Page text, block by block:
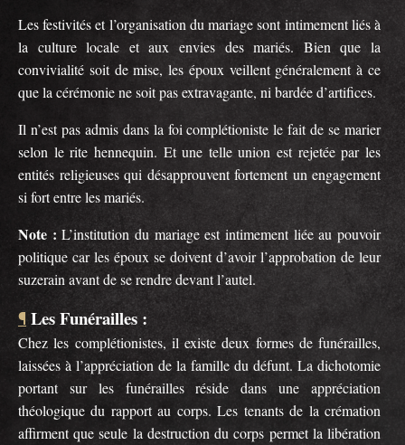
Les festivités et l’organisation du mariage sont intimement liés à
la culture locale et aux envies des mariés. Bien que la
convivialité soit de mise, les époux veillent généralement à ce
que la cérémonie ne soit pas extravagante, ni bardée d’artifices.
Il n’est pas admis dans la foi complétioniste le fait de se marier
selon le rite hennequin. Et une telle union est rejetée par les
entités religieuses qui désapprouvent fortement un engagement
si fort entre les mariés.
Note :L’institution du mariage est intimement liée au pouvoir
politique car les époux se doivent d’avoir l’approbation de leur
suzerain avant de se rendre devant l’autel.
¶ Les Funérailles :
Chez les complétionistes, il existe deux formes de funérailles,
laissées à l’appréciation de la famille du défunt. La dichotomie
portant sur les funérailles réside dans une appréciation
théologique du rapport au corps. Les tenants de la crémation
affirment que seule la destruction du corps permet la libération